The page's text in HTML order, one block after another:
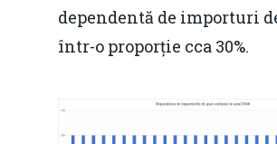
dependentă de importuri
într-o proporție cca 30%.